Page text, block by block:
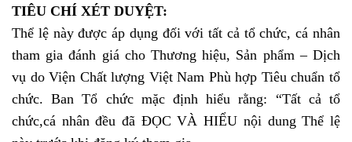
TIÊU CHÍ XÉT DUYỆT:
Thể lệ này được áp dụng đối với tất cả tổ chức, cá nhân
tham gia đánh giá cho Thương hiệu, Sản phẩm – Dịch
vụ do Viện Chất lượng Việt Nam Phù hợp Tiêu chuẩn tổ
chức. Ban Tổ chức mặc định hiểu rằng: “Tất cả tổ
chức,cá nhân đều đã ĐỌC VÀ HIỂU nội dung Thể lệ